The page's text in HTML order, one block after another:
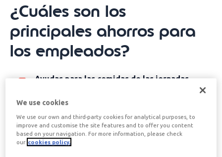
¿Cuáles son los
principales ahorros para
los empleados?
Ayudas para las comidas de las jornadas
Ahorrar en las comidas diarias es más fácil si lo
planificas. Losmenús del díay los acuerdos con
restaurantes suelen ser más económicos que
improvisar. Y pedir a domicilio con antelación te ayuda
We use cookies
We use our own and third-party cookies for analytical purposes, to
improve and customise the site features and to offer you content
based on your navigation. For more information, please check
our cookies policy.